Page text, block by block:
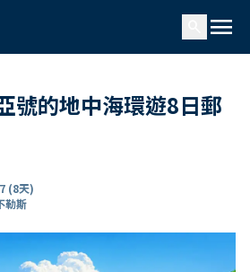
menu
號的地中海環遊8日郵
(8天)
勒斯